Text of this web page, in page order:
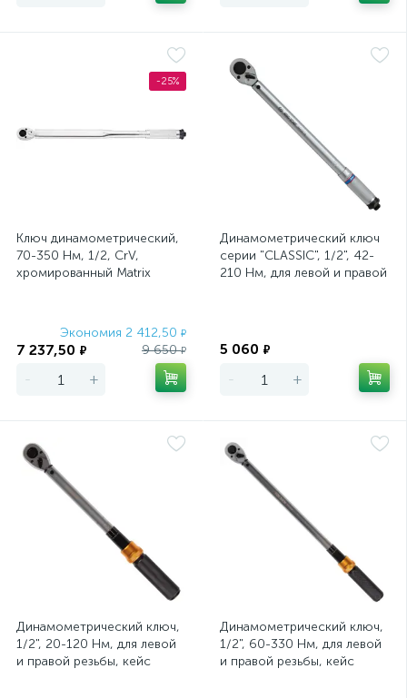
-25%
Ключ динамометрический,
70-350 Нм, 1/2, CrV,
хромированный Matrix
Экономия 2 412,50 ₽
7 237,50 ₽ 9 650₽
- +
Динамометрический ключ
серии "CLASSIC", 1/2", 42-
210 Hм, для левой и правой
5 060 ₽
- +
Динамометрический ключ,
1/2", 20-120 Hм, для левой
и правой резьбы, кейс
Динамометрический ключ,
1/2", 60-330 Hм, для левой
и правой резьбы, кейс